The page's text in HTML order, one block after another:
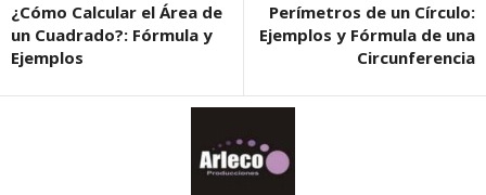
¿Cómo Calcular el Área de
un Cuadrado?: Fórmula y
Ejemplos
Perímetros de un Círculo:
Ejemplos y Fórmula de una
Circunferencia